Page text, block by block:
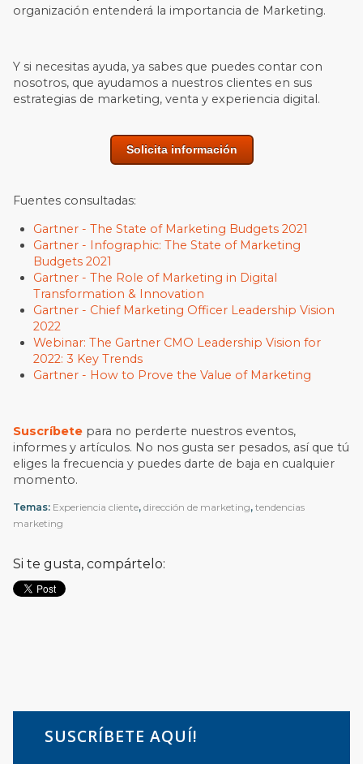
organización entenderá la importancia de Marketing.
Y si necesitas ayuda, ya sabes que puedes contar con
nosotros, que ayudamos a nuestros clientes en sus
estrategias de marketing, venta y experiencia digital.
Solicita información
Fuentes consultadas:
Gartner - The State of Marketing Budgets 2021
Gartner - Infographic: The State of Marketing
Budgets 2021
Gartner - The Role of Marketing in Digital
Transformation & Innovation
Gartner - Chief Marketing Officer Leadership Vision
2022
Webinar: The Gartner CMO Leadership Vision for
2022: 3 Key Trends
Gartner - How to Prove the Value of Marketing
Suscríbete para no perderte nuestros eventos,
informes y artículos. No nos gusta ser pesados, así que tú
eliges la frecuencia y puedes darte de baja en cualquier
momento.
Temas: Experiencia cliente,dirección de marketing,tendencias
marketing
Si te gusta, compártelo:
SUSCRÍBETE AQUÍ!